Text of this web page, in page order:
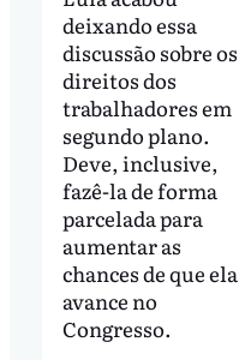
deixando essa
discussão sobre os
direitos dos
trabalhadores em
segundo plano.
Deve, inclusive,
fazê-la de forma
parcelada para
aumentar as
chances de que ela
avance no
Congresso.